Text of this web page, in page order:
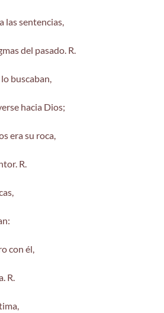
las sentencias,
del pasado. R.
buscaban,
hacia Dios;
era su roca,
R.
con él,
R.